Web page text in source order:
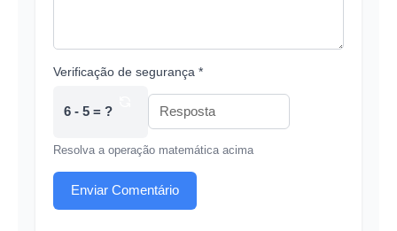
Verificação de segurança *
6 - 5 = ?
Resolva a operação matemática acima
Enviar Comentário